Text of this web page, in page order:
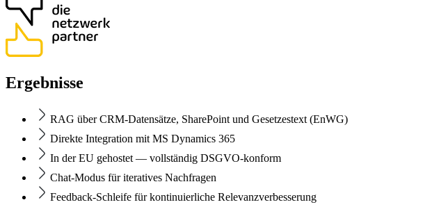
Ergebnisse
RAG über CRM-Datensätze, SharePoint und Gesetzestext (EnWG)
Direkte Integration mit MS Dynamics 365
In der EU gehostet — vollständig DSGVO-konform
Chat-Modus für iteratives Nachfragen
Feedback-Schleife für kontinuierliche Relevanzverbesserung